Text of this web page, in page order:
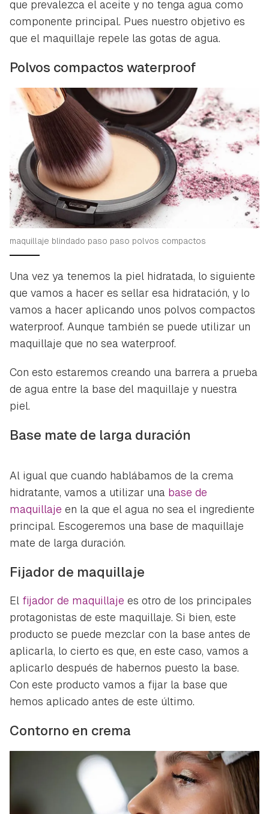
que prevalezca el aceite y no tenga agua como
componente principal. Pues nuestro objetivo es
que el maquillaje repele las gotas de agua.
Polvos compactos waterproof
maquillaje blindado paso paso polvos compactos
Una vez ya tenemos la piel hidratada, lo siguiente
que vamos a hacer es sellar esa hidratación, y lo
vamos a hacer aplicando unos polvos compactos
waterproof. Aunque también se puede utilizar un
maquillaje que no sea waterproof.
Con esto estaremos creando una barrera a prueba
de agua entre la base del maquillaje y nuestra
piel.
Base mate de larga duración
Al igual que cuando hablábamos de la crema
hidratante, vamos a utilizar una base de
maquillaje en la que el agua no sea el ingrediente
principal. Escogeremos una base de maquillaje
mate de larga duración.
Fijador de maquillaje
El fijador de maquillaje es otro de los principales
protagonistas de este maquillaje. Si bien, este
producto se puede mezclar con la base antes de
aplicarla, lo cierto es que, en este caso, vamos a
aplicarlo después de habernos puesto la base.
Con este producto vamos a fijar la base que
hemos aplicado antes de este último.
Contorno en crema